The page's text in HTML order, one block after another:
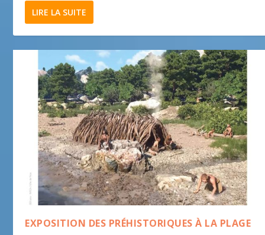
LIRE LA SUITE
EXPOSITION DES PRÉHISTORIQUES À LA PLAGE